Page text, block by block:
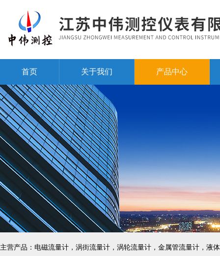
首页 关于我们 产品中心
主营产品：电磁流量计，涡街流量计，涡轮流量计，金属管流量计，液